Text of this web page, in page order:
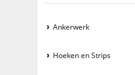
Ankerwerk
Hoeken en Strips